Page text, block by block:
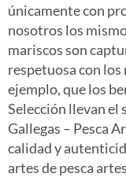
únicamente con
nosotros los
mariscos son
respetuosa con los
ejemplo, que los
Selección llevan el
Gallegas – Pesca
calidad y
artes de pesca